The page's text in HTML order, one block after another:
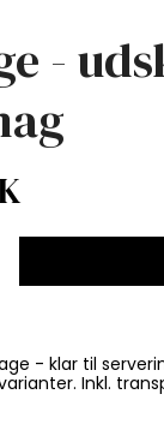
-
- klar til
Inkl.